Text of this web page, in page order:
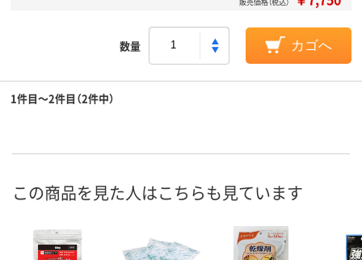
数量 カゴへ
1件目～2件目（2件中）
この商品を見た人はこちらも見ています